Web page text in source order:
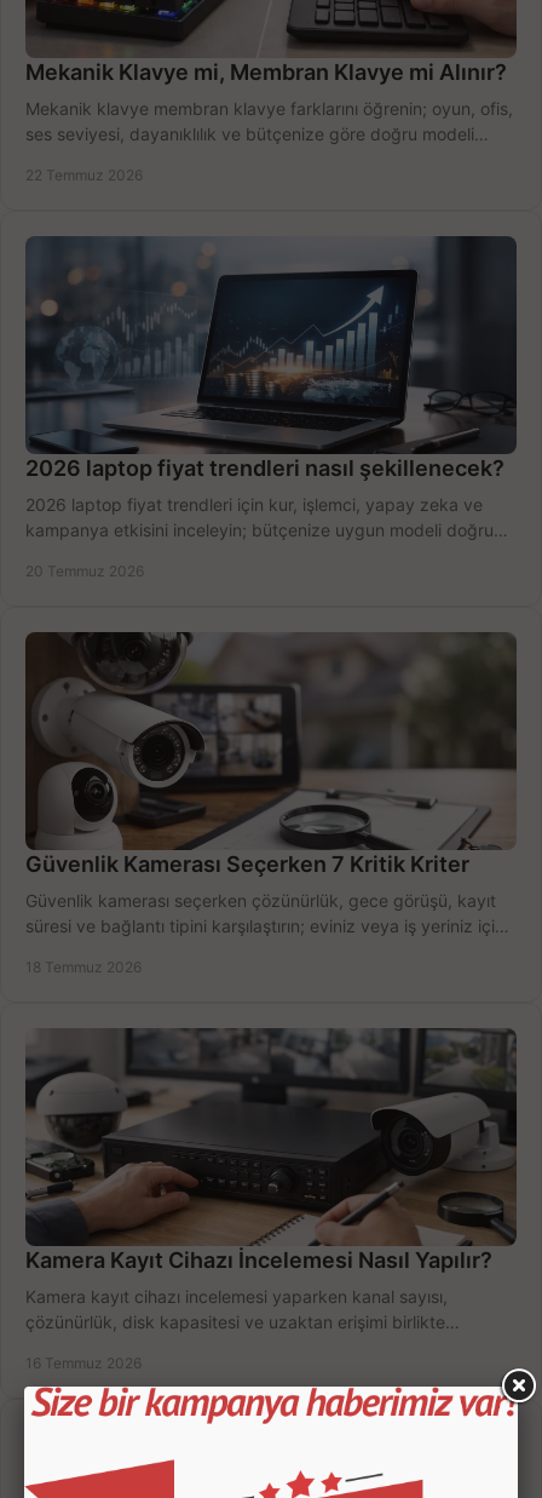
Mekanik Klavye mi, Membran Klavye mi Alınır?
Mekanik klavye membran klavye farklarını öğrenin; oyun, ofis,
ses seviyesi, dayanıklılık ve bütçenize göre doğru modeli
22 Temmuz 2026
2026 laptop fiyat trendleri nasıl şekillenecek?
2026 laptop fiyat trendleri için kur, işlemci, yapay zeka ve
kampanya etkisini inceleyin; bütçenize uygun modeli doğru
20 Temmuz 2026
Güvenlik Kamerası Seçerken 7 Kritik Kriter
Güvenlik kamerası seçerken çözünürlük, gece görüşü, kayıt
süresi ve bağlantı tipini karşılaştırın; eviniz veya iş yeriniz için
18 Temmuz 2026
Kamera Kayıt Cihazı İncelemesi Nasıl Yapılır?
Kamera kayıt cihazı incelemesi yaparken kanal sayısı,
çözünürlük, disk kapasitesi ve uzaktan erişimi birlikte
16 Temmuz 2026